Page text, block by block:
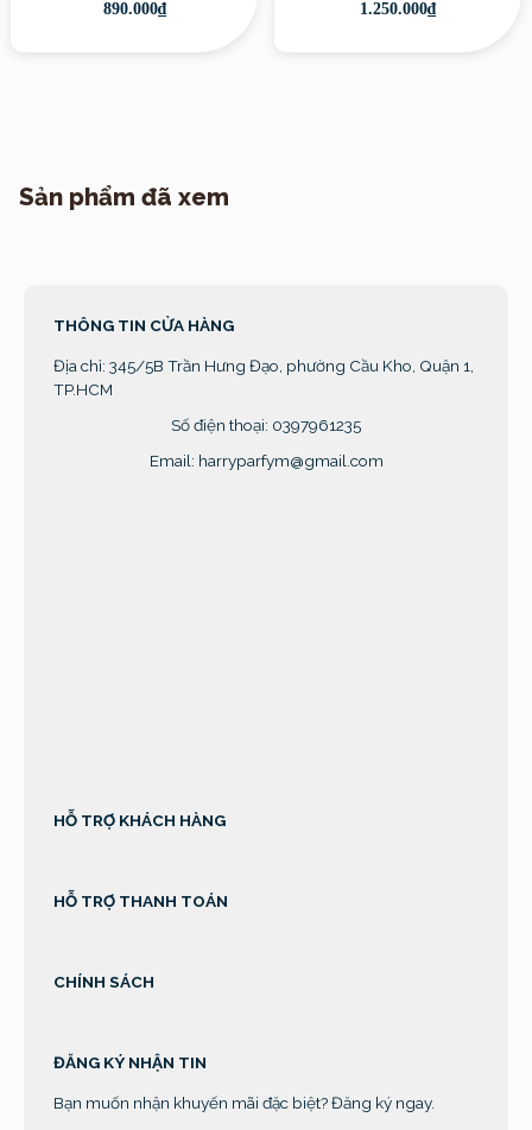
890.000₫ 1.250.000₫
Sản phẩm đã xem
THÔNG TIN CỬA HÀNG
Địa chỉ: 345/5B Trần Hưng Đạo, phường Cầu Kho, Quận 1,
TP.HCM
Số điện thoại: 0397961235
Email: harryparfym@gmail.com
HỖ TRỢ KHÁCH HÀNG
HỖ TRỢ THANH TOÁN
CHÍNH SÁCH
ĐĂNG KÝ NHẬN TIN
Bạn muốn nhận khuyến mãi đặc biệt? Đăng ký ngay.